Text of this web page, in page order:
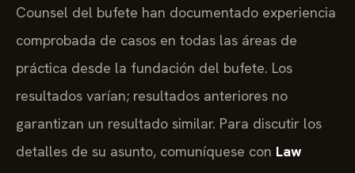
Counsel del bufete han documentado experiencia
comprobada de casos en todas las áreas de
práctica desde la fundación del bufete. Los
resultados varían; resultados anteriores no
garantizan un resultado similar. Para discutir los
detalles de su asunto, comuníquese con Law